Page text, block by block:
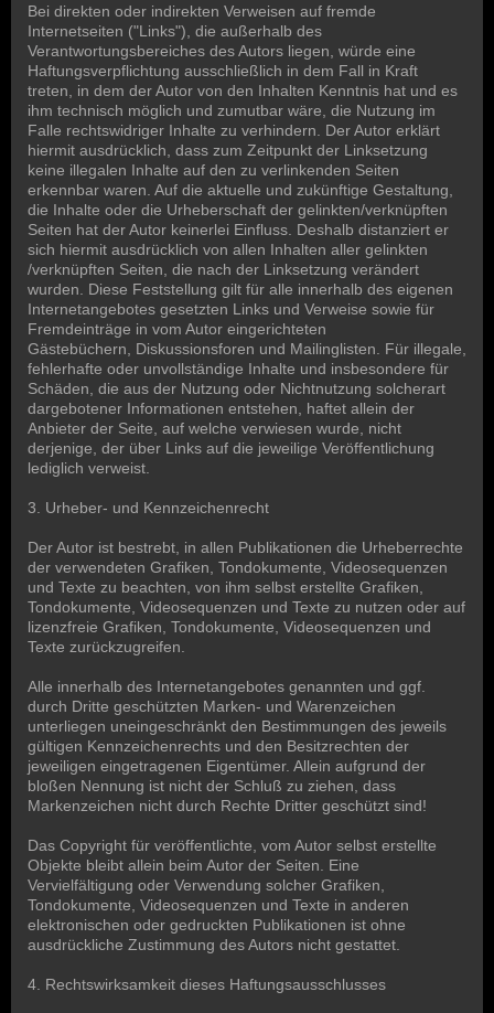
Bei direkten oder indirekten Verweisen auf fremde
Internetseiten ("Links"), die außerhalb des
Verantwortungsbereiches des Autors liegen, würde eine
Haftungsverpflichtung ausschließlich in dem Fall in Kraft
treten, in dem der Autor von den Inhalten Kenntnis hat und es
ihm technisch möglich und zumutbar wäre, die Nutzung im
Falle rechtswidriger Inhalte zu verhindern. Der Autor erklärt
hiermit ausdrücklich, dass zum Zeitpunkt der Linksetzung
keine illegalen Inhalte auf den zu verlinkenden Seiten
erkennbar waren. Auf die aktuelle und zukünftige Gestaltung,
die Inhalte oder die Urheberschaft der gelinkten/verknüpften
Seiten hat der Autor keinerlei Einfluss. Deshalb distanziert er
sich hiermit ausdrücklich von allen Inhalten aller gelinkten
/verknüpften Seiten, die nach der Linksetzung verändert
wurden. Diese Feststellung gilt für alle innerhalb des eigenen
Internetangebotes gesetzten Links und Verweise sowie für
Fremdeinträge in vom Autor eingerichteten
Gästebüchern, Diskussionsforen und Mailinglisten. Für illegale,
fehlerhafte oder unvollständige Inhalte und insbesondere für
Schäden, die aus der Nutzung oder Nichtnutzung solcherart
dargebotener Informationen entstehen, haftet allein der
Anbieter der Seite, auf welche verwiesen wurde, nicht
derjenige, der über Links auf die jeweilige Veröffentlichung
lediglich verweist.
3. Urheber- und Kennzeichenrecht
Der Autor ist bestrebt, in allen Publikationen die Urheberrechte
der verwendeten Grafiken, Tondokumente, Videosequenzen
und Texte zu beachten, von ihm selbst erstellte Grafiken,
Tondokumente, Videosequenzen und Texte zu nutzen oder auf
lizenzfreie Grafiken, Tondokumente, Videosequenzen und
Texte zurückzugreifen.
Alle innerhalb des Internetangebotes genannten und ggf.
durch Dritte geschützten Marken- und Warenzeichen
unterliegen uneingeschränkt den Bestimmungen des jeweils
gültigen Kennzeichenrechts und den Besitzrechten der
jeweiligen eingetragenen Eigentümer. Allein aufgrund der
bloßen Nennung ist nicht der Schluß zu ziehen, dass
Markenzeichen nicht durch Rechte Dritter geschützt sind!
Das Copyright für veröffentlichte, vom Autor selbst erstellte
Objekte bleibt allein beim Autor der Seiten. Eine
Vervielfältigung oder Verwendung solcher Grafiken,
Tondokumente, Videosequenzen und Texte in anderen
elektronischen oder gedruckten Publikationen ist ohne
ausdrückliche Zustimmung des Autors nicht gestattet.
4. Rechtswirksamkeit dieses Haftungsausschlusses